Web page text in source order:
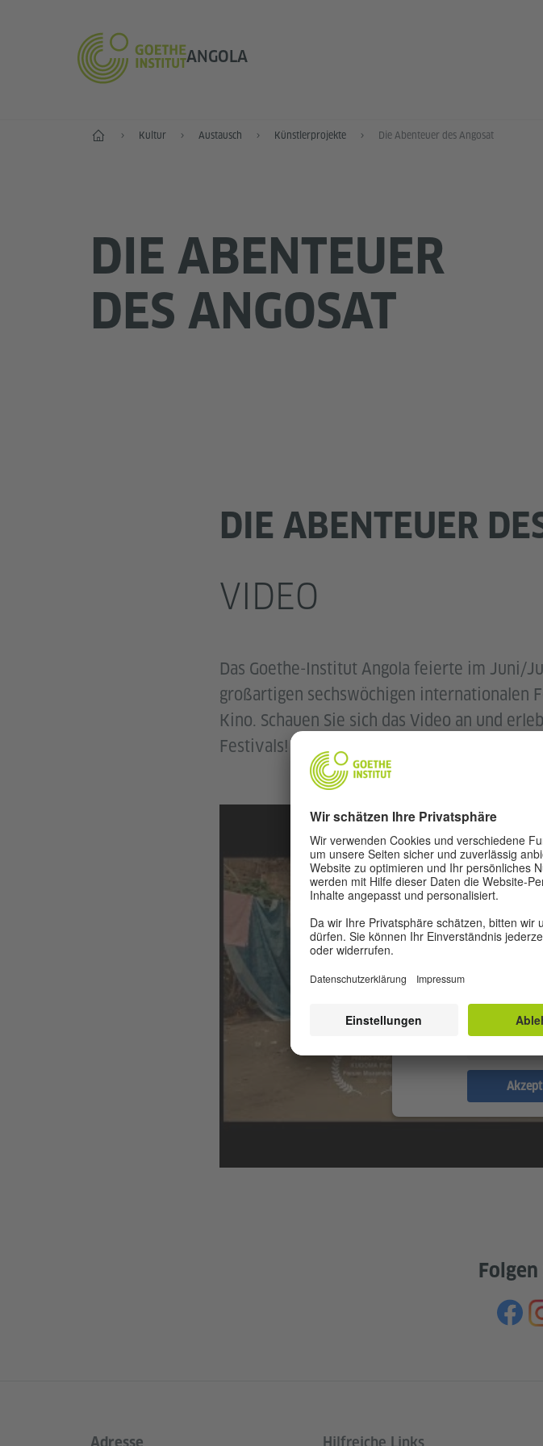
ANGOLA
Start Kultur Austausch Künstlerprojekte Die Abenteuer des Angosat
DIE ABENTEUER
DES ANGOSAT
DIE ABENTEUER
VIDEO
Das Goethe-Institut Angola feierte im Juni/
großartigen sechswöchigen internationalen
Kino. Schauen Sie sich das Video an und
Festivals!
Wir benötigen
den YouTube
Wir verwenden
Drittanbieters, um
sammeln. Bitte lesen
dieses
Folgen